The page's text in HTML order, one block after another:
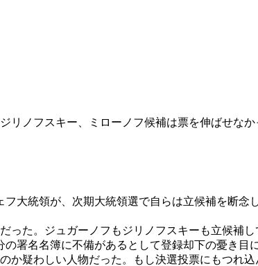
ノフスキー、ミローノフ候補は票を伸ばせなか
大統領が、次期大統領選で自らは立候補を断念
た。ジュガーノフもジリノフスキーも立候補
署名名簿に不備があるとして登録却下の憂き目
疑わしい人物だった。もし決選投票にもつれ